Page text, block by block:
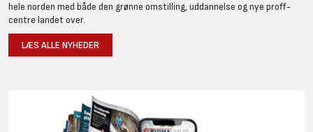
hele norden med både den grønne omstilling, uddannelse og nye proff-
centre landet over.
LÆS ALLE NYHEDER